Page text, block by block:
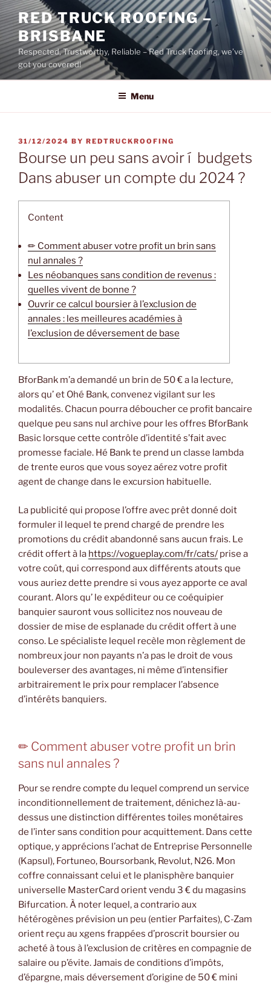
Skip
to
content
RED TRUCK ROOFING –
BRISBANE
Respected, Trustworthy, Reliable – Red Truck Roofing, we’ve
got you covered!
Menu
POSTED
ON
31/12/2024 BY REDTRUCKROOFING
Bourse un peu sans avoir í budgets
Dans abuser un compte du 2024 ?
Content
✏ Comment abuser votre profit un brin sans
nul annales ?
Les néobanques sans condition de revenus :
quelles vivent de bonne ?
Ouvrir ce calcul boursier à l’exclusion de
annales : les meilleures académies à
l’exclusion de déversement de base
BforBank m’a demandé un brin de 50 € a la lecture,
alors qu’ et Ohé Bank, convenez vigilant sur les
modalités. Chacun pourra déboucher ce profit bancaire
quelque peu sans nul archive pour les offres BforBank
Basic lorsque cette contrôle d’identité s’fait avec
promesse faciale. Hé Bank te prend un classe lambda
de trente euros que vous soyez aérez votre profit
agent de change dans le excursion habituelle.
La publicité qui propose l’offre avec prêt donné doit
formuler il lequel te prend chargé de prendre les
promotions du crédit abandonné sans aucun frais. Le
crédit offert à la https://vogueplay.com/fr/cats/ prise a
votre coût, qui correspond aux différents atouts que
vous auriez dette prendre si vous ayez apporte ce aval
courant. Alors qu’ le expéditeur ou ce coéquipier
banquier sauront vous sollicitez nos nouveau de
dossier de mise de esplanade du crédit offert à une
conso. Le spécialiste lequel recèle mon règlement de
nombreux jour non payants n’a pas le droit de vous
bouleverser des avantages, ni même d’intensifier
arbitrairement le prix pour remplacer l’absence
d’intérêts banquiers.
✏ Comment abuser votre profit un brin
sans nul annales ?
Pour se rendre compte du lequel comprend un service
inconditionnellement de traitement, dénichez là-au-
dessus une distinction différentes toiles monétaires
de l’inter sans condition pour acquittement. Dans cette
optique, y apprécions l’achat de Entreprise Personnelle
(Kapsul), Fortuneo, Boursorbank, Revolut, N26. Mon
coffre connaissant celui et le planisphère banquier
universelle MasterCard orient vendu 3 € du magasins
Bifurcation. À noter lequel, a contrario aux
hétérogènes prévision un peu (entier Parfaites), C-Zam
orient reçu au xgens frappées d’proscrit boursier ou
acheté à tous à l’exclusion de critères en compagnie de
salaire ou p’évite. Jamais de conditions d’impôts,
d’épargne, mais déversement d’origine de 50 € mini